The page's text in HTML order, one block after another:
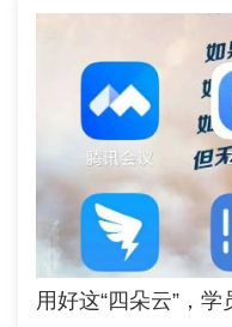
用好这“四朵云”，